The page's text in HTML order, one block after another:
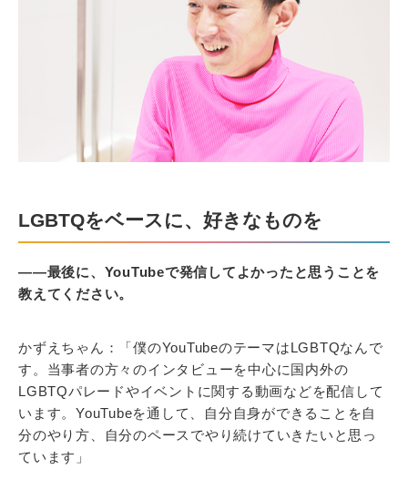
LGBTQをベースに、好きなものを
――最後に、YouTubeで発信してよかったと思うことを
教えてください。
かずえちゃん：「僕のYouTubeのテーマはLGBTQなんで
す。当事者の方々のインタビューを中心に国内外の
LGBTQパレードやイベントに関する動画などを配信して
います。YouTubeを通して、自分自身ができることを自
分のやり方、自分のペースでやり続けていきたいと思っ
ています」